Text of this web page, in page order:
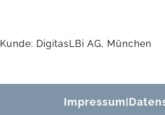
Kunde: DigitasLBi AG, München
Impressum|